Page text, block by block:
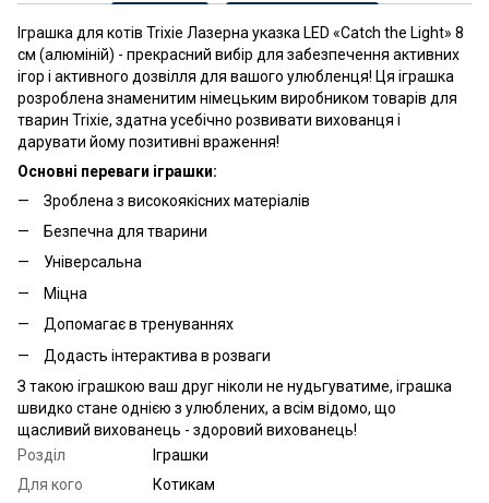
Іграшка для котів Trixie Лазерна указка LED «Catch the Light» 8
см (алюміній) - прекрасний вибір для забезпечення активних
ігор і активного дозвілля для вашого улюбленця! Ця іграшка
розроблена знаменитим німецьким виробником товарів для
тварин Trixie, здатна усебічно розвивати вихованця і
дарувати йому позитивні враження!
Основні переваги іграшки:
Зроблена з високоякісних матеріалів
Безпечна для тварини
Універсальна
Міцна
Допомагає в тренуваннях
Додасть інтерактива в розваги
З такою іграшкою ваш друг ніколи не нудьгуватиме, іграшка
швидко стане однією з улюблених, а всім відомо, що
щасливий вихованець - здоровий вихованець!
Розділ
Іграшки
Для кого
Котикам